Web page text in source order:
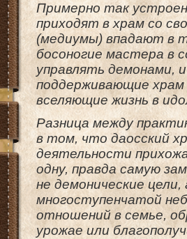
Примерно так устроен
приходят в храм со
(медиумы) впадают в
босоногие мастера в
управлять демонами,
поддерживающие храм
вселяющие жизнь в
Разница между
в том, что даосский
деятельности
одну, правда самую
не демонические
многоступенчатой
отношений в семье,
урожае или